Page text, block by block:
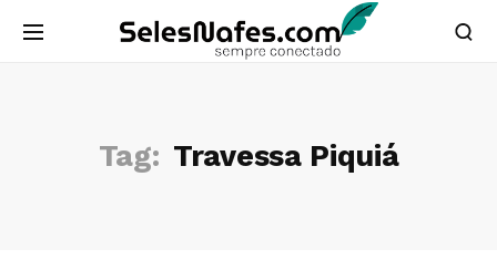
Tag: Travessa Piquiá